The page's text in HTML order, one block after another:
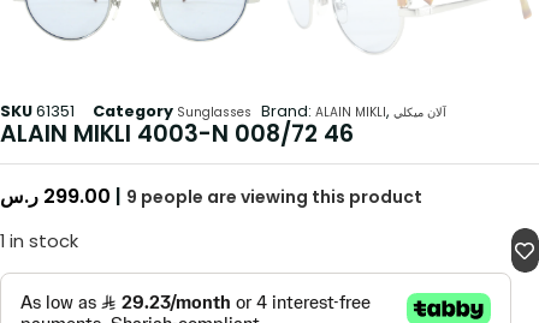
SKU61351 Category Sunglasses Brand: ALAIN MIKLI, آلان ميكلي
ALAIN MIKLI 4003-N 008/72 46
299.00 ر.س | 9 people are viewing this product
1 in stock